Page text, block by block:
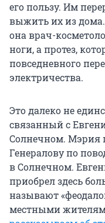
его пользу. Им
выжить их из
она врач-
ноги, а протез,
повседневного
электричества.
Это далеко не
связанный с
Солнечном. Мэрия
Генералову по
в Солнечном.
приобрел здесь
называют
местными